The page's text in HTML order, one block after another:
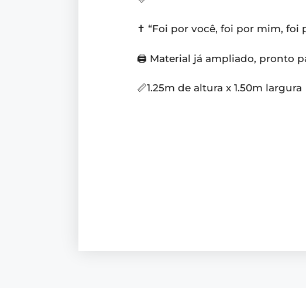
✝️ “Foi por você, foi por mim, foi
🖨️ Material já ampliado, pronto
📏1.25m de altura x 1.50m largura